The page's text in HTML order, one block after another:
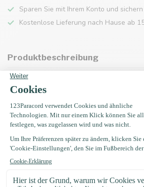
Sparen Sie mit Ihrem Konto und
Kostenlose Lieferung nach Hause ab
Produktbeschreibung
Eigenschaften
Zuletzt angesehen